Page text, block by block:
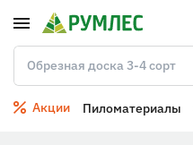
Акции Пиломатериалы